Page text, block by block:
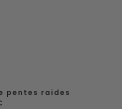
pentes raides